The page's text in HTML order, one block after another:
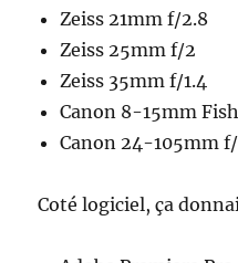
Zeiss 21mm f/2.8
Zeiss 25mm f/2
Zeiss 35mm f/1.4
Canon 8-15mm
Canon 24-105mm
Coté logiciel, ça